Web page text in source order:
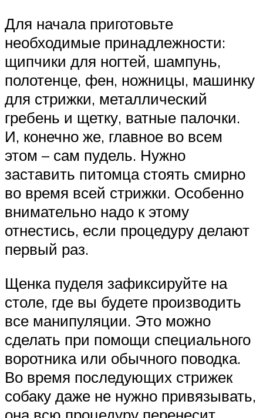
Для начала приготовьте
необходимые принадлежности:
щипчики для ногтей, шампунь,
полотенце, фен, ножницы, машинку
для стрижки, металлический
гребень и щетку, ватные палочки.
И, конечно же, главное во всем
этом – сам пудель. Нужно
заставить питомца стоять смирно
во время всей стрижки. Особенно
внимательно надо к этому
отнестись, если процедуру делают
первый раз.
Щенка пуделя зафиксируйте на
столе, где вы будете производить
все манипуляции. Это можно
сделать при помощи специального
воротника или обычного поводка.
Во время последующих стрижек
собаку даже не нужно привязывать,